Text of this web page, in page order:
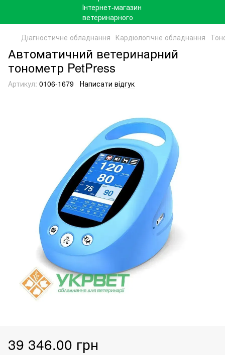
Діагностичне обладнання Кардіологічне обладнання
Автоматичний ветеринарний
тонометр PetPress
Артикул: 0106-1679 Написати відгук
39 346.00 грн